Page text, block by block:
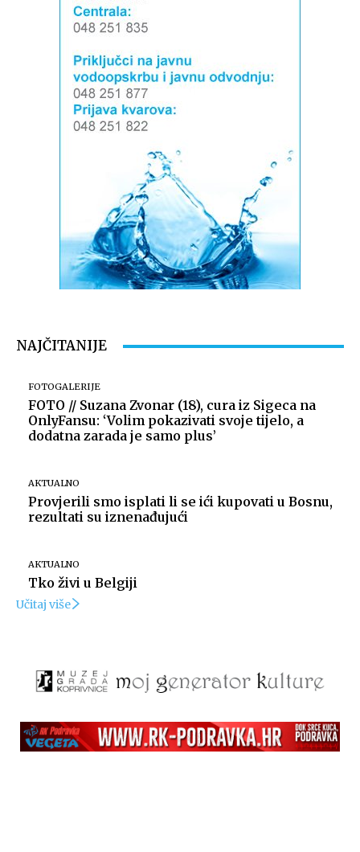
NAJČITANIJE
FOTOGALERIJE
FOTO // Suzana Zvonar (18), cura iz Sigeca na
OnlyFansu: ‘Volim pokazivati svoje tijelo, a
dodatna zarada je samo plus’
AKTUALNO
Provjerili smo isplati li se ići kupovati u Bosnu,
rezultati su iznenađujući
AKTUALNO
Tko živi u Belgiji
Učitaj više